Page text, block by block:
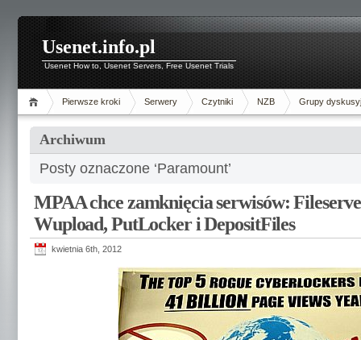
Usenet.info.pl
Usenet How to, Usenet Servers, Free Usenet Trials
Pierwsze kroki Serwery Czytniki NZB Grupy
Archiwum
Posty oznaczone ‘Paramount’
MPAA chce zamknięcia serwisów:
Wupload, PutLocker i DepositFiles
kwietnia 6th, 2012